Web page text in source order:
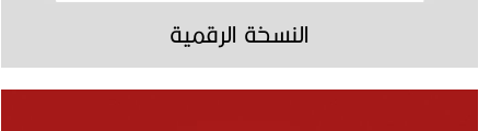
النسخة الرقمية